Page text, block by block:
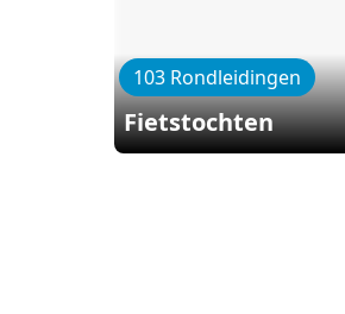
103 Rondleidingen
Fietstochten